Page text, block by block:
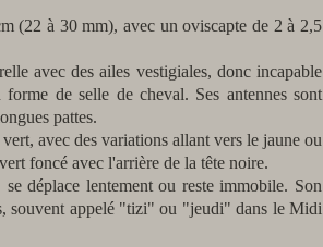
(22 à 30 mm), avec un oviscapte de 2 à 2,5
avec des ailes vestigiales, donc incapable
de selle de cheval. Ses antennes sont
pattes.
avec des variations allant vers le jaune ou
foncé avec l'arrière de la tête noire.
déplace lentement ou reste immobile. Son
souvent appelé "tizi" ou "jeudi" dans le Midi